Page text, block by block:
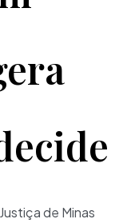
de Minas